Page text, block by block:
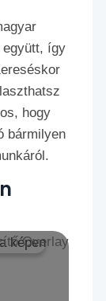
együtt, így
hogy
bármilyen